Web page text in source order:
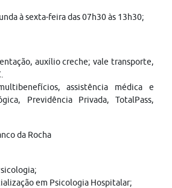
à sexta-feira das 07h30 às 13h30;
auxílio creche; vale transporte,
assistência médica e
Previdência Privada, TotalPass,
da Rocha
em Psicologia Hospitalar;